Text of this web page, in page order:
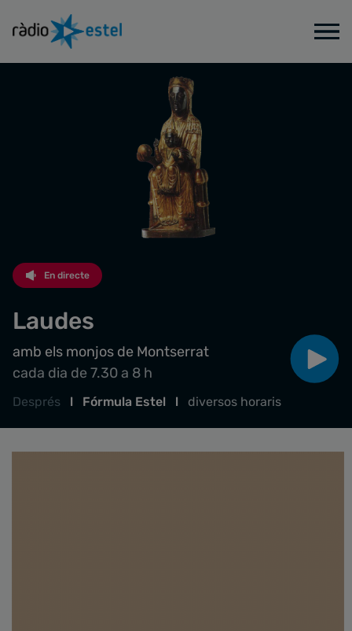
En directe
Laudes
amb els monjos de Montserrat
cada dia de 7.30 a 8 h
Després l Fórmula Estel l diversos horaris